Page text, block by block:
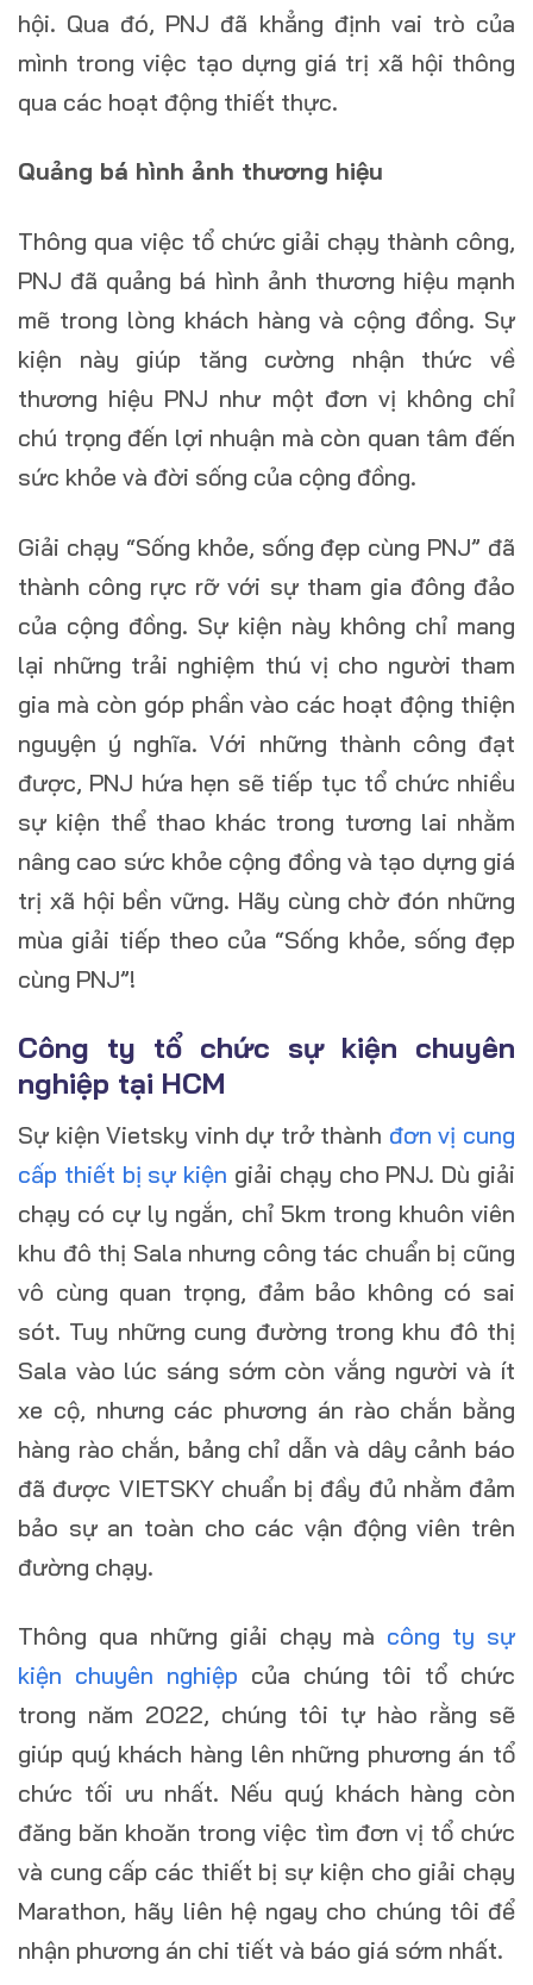
hội. Qua đó, PNJ đã khẳng định vai trò của
mình trong việc tạo dựng giá trị xã hội thông
qua các hoạt động thiết thực.
Quảng bá hình ảnh thương hiệu
Thông qua việc tổ chức giải chạy thành công,
PNJ đã quảng bá hình ảnh thương hiệu mạnh
mẽ trong lòng khách hàng và cộng đồng. Sự
kiện này giúp tăng cường nhận thức về
thương hiệu PNJ như một đơn vị không chỉ
chú trọng đến lợi nhuận mà còn quan tâm đến
sức khỏe và đời sống của cộng đồng.
Giải chạy “Sống khỏe, sống đẹp cùng PNJ” đã
thành công rực rỡ với sự tham gia đông đảo
của cộng đồng. Sự kiện này không chỉ mang
lại những trải nghiệm thú vị cho người tham
gia mà còn góp phần vào các hoạt động thiện
nguyện ý nghĩa. Với những thành công đạt
được, PNJ hứa hẹn sẽ tiếp tục tổ chức nhiều
sự kiện thể thao khác trong tương lai nhằm
nâng cao sức khỏe cộng đồng và tạo dựng giá
trị xã hội bền vững. Hãy cùng chờ đón những
mùa giải tiếp theo của “Sống khỏe, sống đẹp
cùng PNJ”!
Công ty tổ chức sự kiện chuyên
nghiệp tại HCM
Sự kiện Vietsky vinh dự trở thành đơn vị cung
cấp thiết bị sự kiện giải chạy cho PNJ. Dù giải
chạy có cự ly ngắn, chỉ 5km trong khuôn viên
khu đô thị Sala nhưng công tác chuẩn bị cũng
vô cùng quan trọng, đảm bảo không có sai
sót. Tuy những cung đường trong khu đô thị
Sala vào lúc sáng sớm còn vắng người và ít
xe cộ, nhưng các phương án rào chắn bằng
hàng rào chắn, bảng chỉ dẫn và dây cảnh báo
đã được VIETSKY chuẩn bị đầy đủ nhằm đảm
bảo sự an toàn cho các vận động viên trên
đường chạy.
Thông qua những giải chạy mà công ty sự
kiện chuyên nghiệp của chúng tôi tổ chức
trong năm 2022, chúng tôi tự hào rằng sẽ
giúp quý khách hàng lên những phương án tổ
chức tối ưu nhất. Nếu quý khách hàng còn
đăng băn khoăn trong việc tìm đơn vị tổ chức
và cung cấp các thiết bị sự kiện cho giải chạy
Marathon, hãy liên hệ ngay cho chúng tôi để
nhận phương án chi tiết và báo giá sớm nhất.